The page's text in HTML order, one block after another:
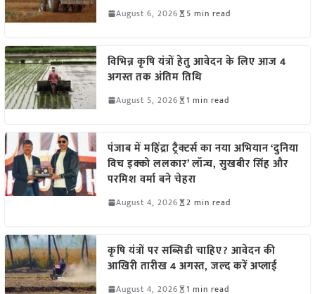
August 6, 2026 5 min read
विभिन्न कृषि यंत्रों हेतु आवेदन के लिए आज 4
अगस्त तक अंतिम तिथि
August 5, 2026 1 min read
पंजाब में महिंद्रा ट्रैक्टर्स का नया अभियान ‘दुनिया
विच इक्को ललकार’ लॉन्च, सुखबीर सिंह और
परमिश वर्मा बने चेहरा
August 4, 2026 2 min read
कृषि यंत्रों पर सब्सिडी चाहिए? आवेदन की
आखिरी तारीख 4 अगस्त, जल्द करें अप्लाई
August 4, 2026 1 min read